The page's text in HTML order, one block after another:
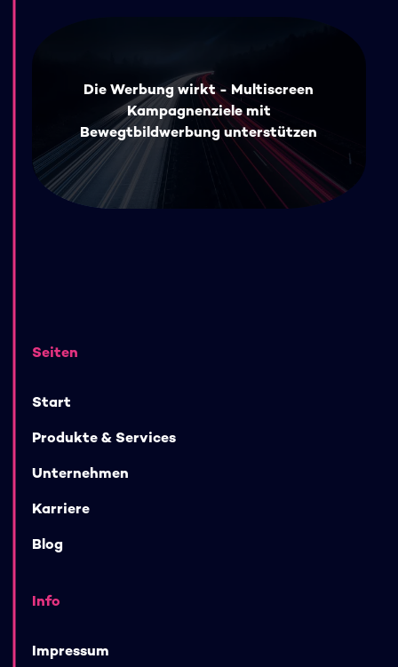
Die Werbung wirkt - Multiscreen
Kampagnenziele mit
Bewegtbildwerbung unterstützen
Seiten
Start
Produkte & Services
Unternehmen
Karriere
Blog
Info
Impressum